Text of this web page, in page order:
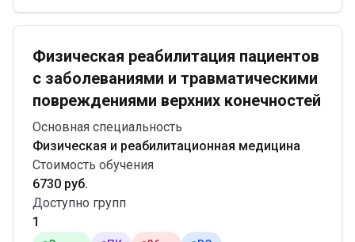
Физическая реабилитация пациентов
с заболеваниями и травматическими
повреждениями верхних конечностей
Основная специальность
Физическая и реабилитационная медицина
Стоимость обучения
6730 руб.
Доступно групп
1